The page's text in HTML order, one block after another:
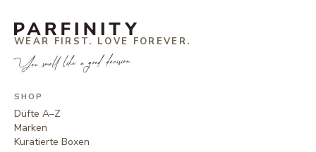
WEAR FIRST. LOVE FOREVER.
You smell like a good decision.
SHOP
Düfte A–Z
Marken
Kuratierte Boxen